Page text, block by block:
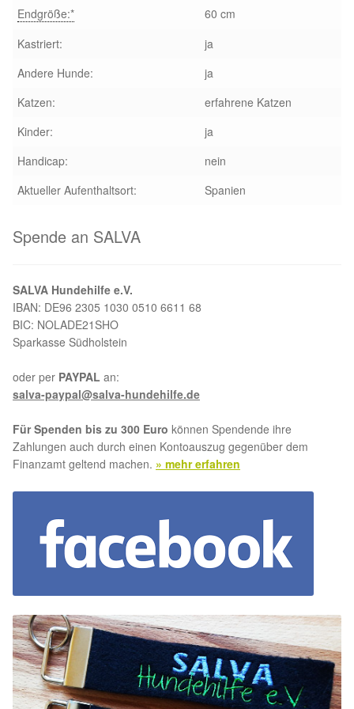
Updates „Hilfe La Linea“
Partnertierheim in Bulgarien
Partnertierheim in Polen
Endgröße:*
60 cm
Kastriert:
ja
Andere Hunde:
ja
Katzen:
erfahrene Katzen
Kinder:
ja
Handicap:
nein
Aktueller Aufenthaltsort:
Spanien
Spende an SALVA
SALVA Hundehilfe e.V.
IBAN: DE96 2305 1030 0510 6611 68
BIC: NOLADE21SHO
Sparkasse Südholstein
oder per PAYPAL an:
salva-paypal@salva-hundehilfe.de
Für Spenden bis zu 300 Euro können Spendende ihre
Zahlungen auch durch einen Kontoauszug gegenüber dem
Finanzamt geltend machen. » mehr erfahren